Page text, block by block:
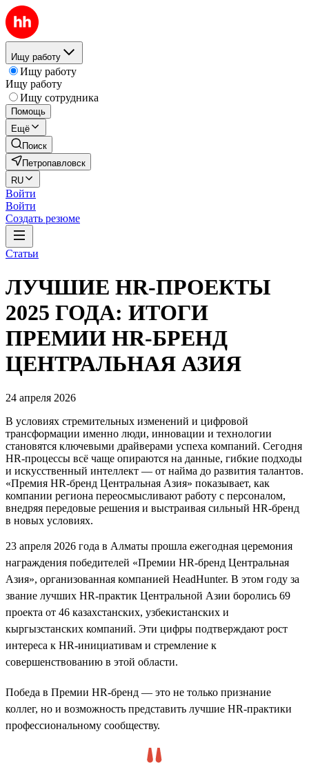
Ищу работу
Ищу работу
Ищу работу
Ищу сотрудника
Помощь
Ещё
Поиск
Петропавловск
RU
Войти
Войти
Создать резюме
Статьи
ЛУЧШИЕ HR-ПРОЕКТЫ
2025 ГОДА: ИТОГИ
ПРЕМИИ HR-БРЕНД
ЦЕНТРАЛЬНАЯ АЗИЯ
24 апреля 2026
В условиях стремительных изменений и цифровой
трансформации именно люди, инновации и технологии
становятся ключевыми драйверами успеха компаний. Сегодня
HR-процессы всё чаще опираются на данные, гибкие подходы
и искусственный интеллект — от найма до развития талантов.
«Премия HR-бренд Центральная Азия» показывает, как
компании региона переосмысливают работу с персоналом,
внедряя передовые решения и выстраивая сильный HR-бренд
в новых условиях.
23 апреля 2026 года в Алматы прошла ежегодная церемония
награждения победителей «Премии HR-бренд Центральная
Азия», организованная компанией HeadHunter. В этом году за
звание лучших HR-практик Центральной Азии боролись 69
проекта от 46 казахстанских, узбекистанских и
кыргызстанских компаний. Эти цифры подтверждают рост
интереса к HR-инициативам и стремление к
совершенствованию в этой области.
Победа в Премии HR-бренд — это не только признание
коллег, но и возможность представить лучшие HR-практики
профессиональному сообществу.